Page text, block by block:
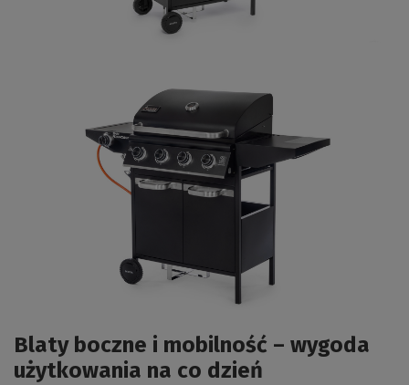
Blaty boczne i mobilność – wygoda
użytkowania na co dzień